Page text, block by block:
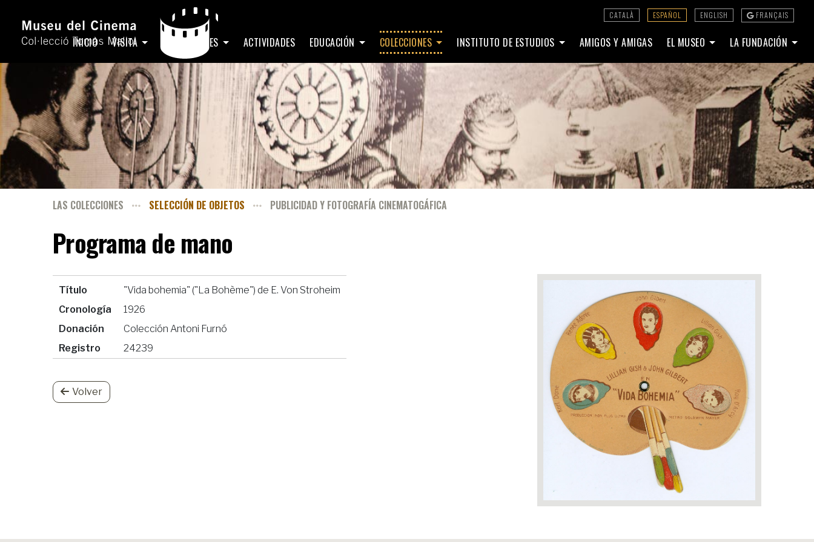
CATALÀ ESPAÑOL ENGLISH FRANÇAIS
INICIO VISITA EXPOSICIONES ACTIVIDADES EDUCACIÓN COLECCIONES INSTITUTO DE ESTUDIOS AMIGOS Y AMIGAS EL MUSEO LA FUNDACIÓN
LAS COLECCIONES SELECCIÓN DE OBJETOS PUBLICIDAD Y FOTOGRAFÍA CINEMATOGÁFICA
Programa de mano
Título
"Vida bohemia" ("La Bohème") de E. Von Stroheim
Cronología
1926
Donación
Colección Antoni Furnó
Registro
24239
Volver